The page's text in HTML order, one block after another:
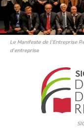
Le Manifeste de l’Entreprise
d’entreprise